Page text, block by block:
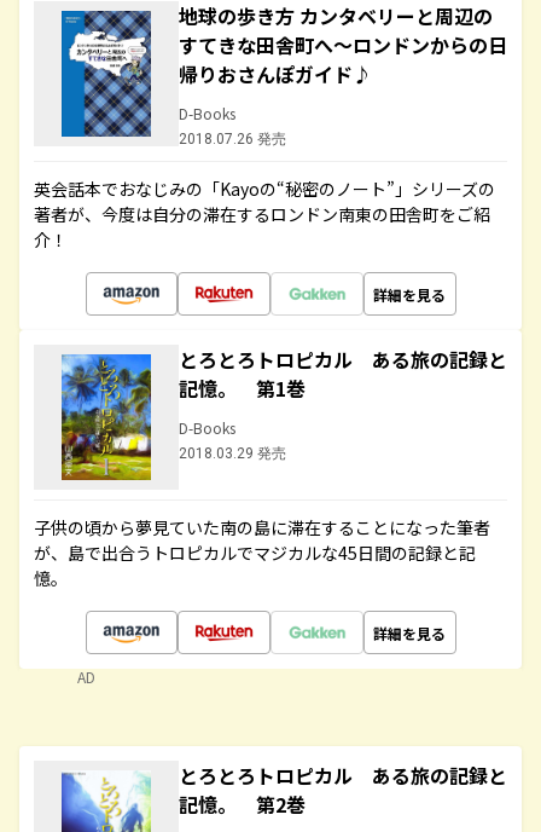
地球の歩き方 カンタベリーと周辺の
すてきな田舎町へ～ロンドンからの日
帰りおさんぽガイド♪
D-Books
2018.07.26 発売
英会話本でおなじみの「Kayoの“秘密のノート”」シリーズの
著者が、今度は自分の滞在するロンドン南東の田舎町をご紹
介！
詳細を見る
とろとろトロピカル ある旅の記録と
記憶。 第1巻
D-Books
2018.03.29 発売
子供の頃から夢見ていた南の島に滞在することになった筆者
が、島で出合うトロピカルでマジカルな45日間の記録と記
憶。
詳細を見る
AD
とろとろトロピカル ある旅の記録と
記憶。 第2巻